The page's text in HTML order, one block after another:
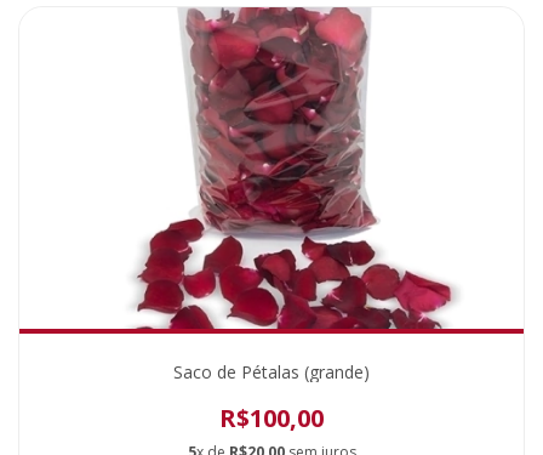
Saco de Pétalas (grande)
R$100,00